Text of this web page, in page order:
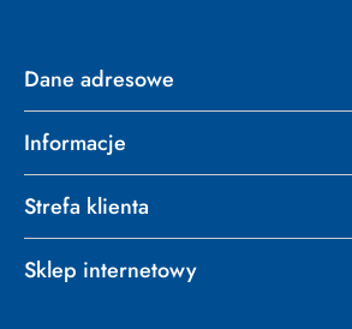
Dane adresowe
Informacje
Strefa klienta
Sklep internetowy